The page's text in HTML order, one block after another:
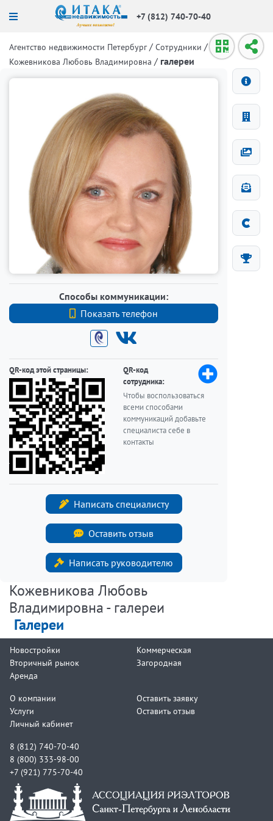
+7 (812) 740-70-40
Агентство недвижимости Петербург / Сотрудники /
Кожевникова Любовь Владимировна / галереи
Способы коммуникации:
Показать телефон
+7 (950) 0032008
QR-код этой страницы:
QR-код
сотрудника:
Чтобы воспользоваться
всеми способами
коммуникаций добавьте
специалиста себе в
контакты
Написать специалисту
Оставить отзыв
Написать руководителю
Кожевникова Любовь
Владимировна - галереи
Галереи
Новостройки
Вторичный рынок
Аренда
Коммерческая
Загородная
О компании
Услуги
Личный кабинет
Оставить заявку
Оставить отзыв
8 (812) 740-70-40
8 (800) 333-98-00
+7 (921) 775-70-40